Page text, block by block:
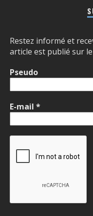
Restez informé et
article est publié sur
Pseudo
E-mail *